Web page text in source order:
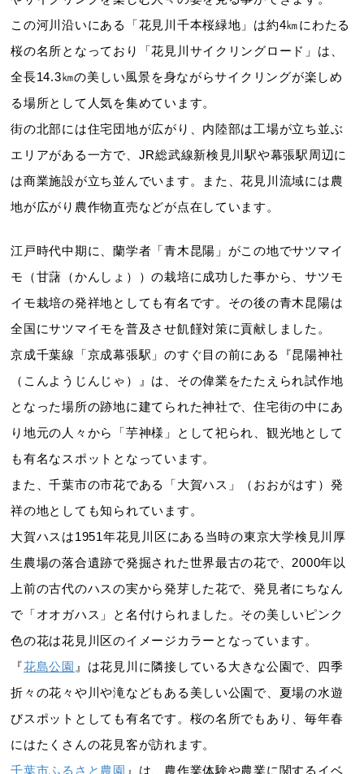
この河川沿いにある「花見川千本桜緑地」は約4㎞にわたる
桜の名所となっており「花見川サイクリングロード」は、
全長14.3㎞の美しい風景を身ながらサイクリングが楽しめ
る場所として人気を集めています。
街の北部には住宅団地が広がり、内陸部は工場が立ち並ぶ
エリアがある一方で、JR総武線新検見川駅や幕張駅周辺に
は商業施設が立ち並んでいます。また、花見川流域には農
地が広がり農作物直売などが点在しています。
江戸時代中期に、蘭学者「青木昆陽」がこの地でサツマイ
モ（甘藷（かんしょ））の栽培に成功した事から、サツモ
イモ栽培の発祥地としても有名です。その後の青木昆陽は
全国にサツマイモを普及させ飢饉対策に貢献しました。
京成千葉線「京成幕張駅」のすぐ目の前にある『昆陽神社
（こんようじんじゃ）』は、その偉業をたたえられ試作地
となった場所の跡地に建てられた神社で、住宅街の中にあ
り地元の人々から「芋神様」として祀られ、観光地として
も有名なスポットとなっています。
また、千葉市の市花である「大賀ハス」（おおがはす）発
祥の地としても知られています。
大賀ハスは1951年花見川区にある当時の東京大学検見川厚
生農場の落合遺跡で発掘された世界最古の花で、2000年以
上前の古代のハスの実から発芽した花で、発見者にちなん
で「オオガハス」と名付けられました。その美しいピンク
色の花は花見川区のイメージカラーとなっています。
『花島公園 』は花見川に隣接している大きな公園で、四季
折々の花々や川や滝などもある美しい公園で、夏場の水遊
びスポットとしても有名です。桜の名所でもあり、毎年春
にはたくさんの花見客が訪れます。
千葉市ふるさと農園 』は、農作業体験や農業に関するイベ